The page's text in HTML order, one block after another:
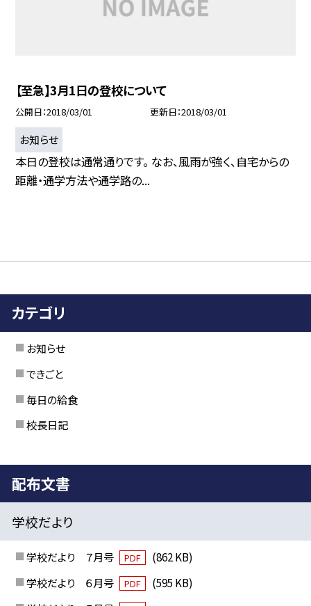
【至急】3月1日の登校について
公開日 2018/03/01 更新日 2018/03/01
お知らせ
本日の登校は通常通りです。 なお、風雨が強く、自宅からの
距離・通学方法や通学路の...
カテゴリ
お知らせ
できごと
毎日の給食
校長日記
配布文書
学校だより
学校だより ７月号 PDF
(862 KB)
学校だより ６月号
PDF
(595 KB)